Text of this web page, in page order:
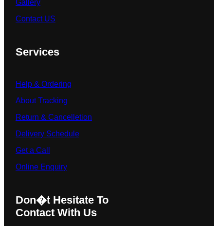
Gallery
Contact US
Services
Help & Ordering
About Tracking
Return & Cancelletion
Delivery Schedule
Get a Call
Online Enquiry
Don�t Hesitate To
Contact With Us